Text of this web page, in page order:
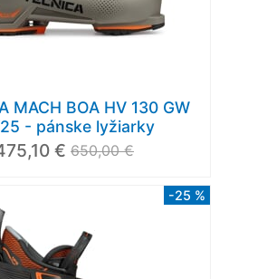
MACH BOA HV 130 GW
- pánske lyžiarky
€ 650,00 €
-25 %